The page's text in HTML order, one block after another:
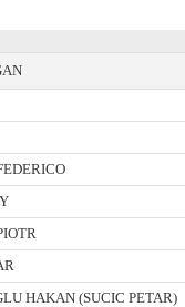
HAKAN (SUCIC PETAR)